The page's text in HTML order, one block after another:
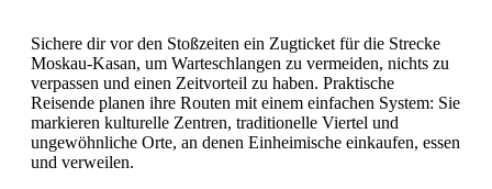
Sichere dir vor den Stoßzeiten ein Zugticket für die Strecke
Moskau-Kasan, um Warteschlangen zu vermeiden, nichts zu
verpassen und einen Zeitvorteil zu haben. Praktische
Reisende planen ihre Routen mit einem einfachen System: Sie
markieren kulturelle Zentren, traditionelle Viertel und
ungewöhnliche Orte, an denen Einheimische einkaufen, essen
und verweilen.